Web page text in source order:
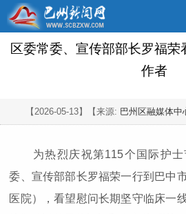
区委常委、宣传部部长罗福荣
作者
【2026-05-13】 【来源: 巴州区融媒体中
为热烈庆祝第115个国际护士
委、宣传部部长罗福荣一行到巴中
医院），看望慰问长期坚守临床一